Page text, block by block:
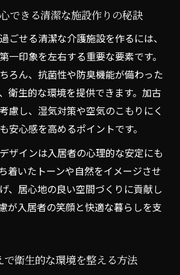
できる清潔な施設作りの秘訣
ごせる清潔な介護施設を作るには、
一印象を左右する重要な要素です。
ろん、抗菌性や防臭機能が備わった
衛生的な環境を提供できます。加古
慮し、湿気対策や空気のこもりにく
安心感を高めるポイントです。
ザインは入居者の心理的な安定にも
着いたトーンや自然をイメージさせ
、居心地の良い空間づくりに貢献し
が入居者の笑顔と快適な暮らしを支
で衛生的な環境を整える方法